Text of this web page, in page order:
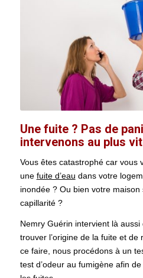
Une fuite ? Pas de
intervenons au plus
Vous êtes catastrophé car vous
une fuite d’eau dans votre
inondée ? Ou bien votre maison
capillarité ?
Nemry Guérin intervient là
trouver l’origine de la fuite et
ce faire, nous procédons à un
test d’odeur au fumigène afin